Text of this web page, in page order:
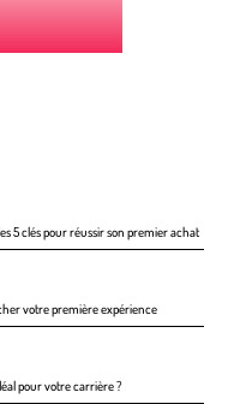
5 clés pour réussir son premier achat
votre première expérience
pour votre carrière ?